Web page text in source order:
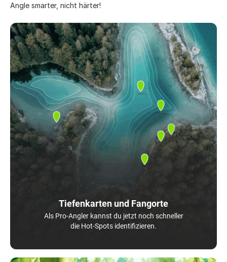
Angle smarter, nicht härter!
Tiefenkarten und Fangorte
Als Pro-Angler kannst du jetzt noch schneller
die Hot-Spots identifizieren.